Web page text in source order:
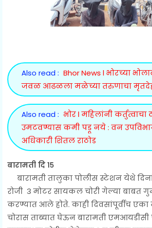
Also read : Bhor News l भोरच्या
जवळ आढळला मळेच्या तरुणाचा
Also read : भोर l महिलांनी कर्तुत्वाचा
उमटवण्यास कमी पडू नये : वन
अधिकारी शितल राठोड
बारामती दि १५
बारामती तालुका पोलीस स्टेशन येथे
रोजी 3 मोटर सायकल चोरी गेल्या बाबत
करण्यात आले होते. काही दिवसांपूर्वीच
चोरास ताब्यात घेऊन बारामती एमआयडीसी